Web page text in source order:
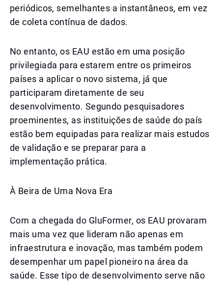
periódicos, semelhantes a instantâneos, em vez
de coleta contínua de dados.
No entanto, os EAU estão em uma posição
privilegiada para estarem entre os primeiros
países a aplicar o novo sistema, já que
participaram diretamente de seu
desenvolvimento. Segundo pesquisadores
proeminentes, as instituições de saúde do país
estão bem equipadas para realizar mais estudos
de validação e se preparar para a
implementação prática.
À Beira de Uma Nova Era
Com a chegada do GluFormer, os EAU provaram
mais uma vez que lideram não apenas em
infraestrutura e inovação, mas também podem
desempenhar um papel pioneiro na área da
saúde. Esse tipo de desenvolvimento serve não